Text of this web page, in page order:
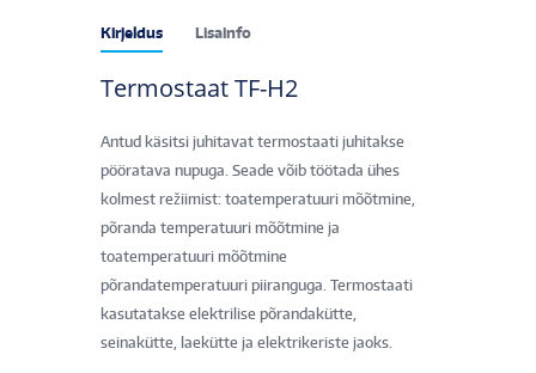
Kirjeldus Lisainfo
Termostaat TF-H2
Antud käsitsi juhitavat termostaati juhitakse
pööratava nupuga. Seade võib töötada ühes
kolmest režiimist: toatemperatuuri mõõtmine,
põranda temperatuuri mõõtmine ja
toatemperatuuri mõõtmine
põrandatemperatuuri piiranguga. Termostaati
kasutatakse elektrilise põrandakütte,
seinakütte, laekütte ja elektrikeriste jaoks.